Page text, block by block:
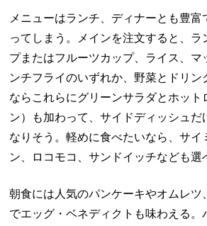
メニューはランチ、ディナーとも豊富
ってしまう。メインを注文すると、ラ
プまたはフルーツカップ、ライス、マ
ンチフライのいずれか、野菜とドリン
ならこれらにグリーンサラダとホット
ン）も加わって、サイドディッシュだ
なりそう。軽めに食べたいなら、サイ
ン、ロコモコ、サンドイッチなども選
朝食には人気のパンケーキやオムレツ
でエッグ・ベネディクトも味わえる。